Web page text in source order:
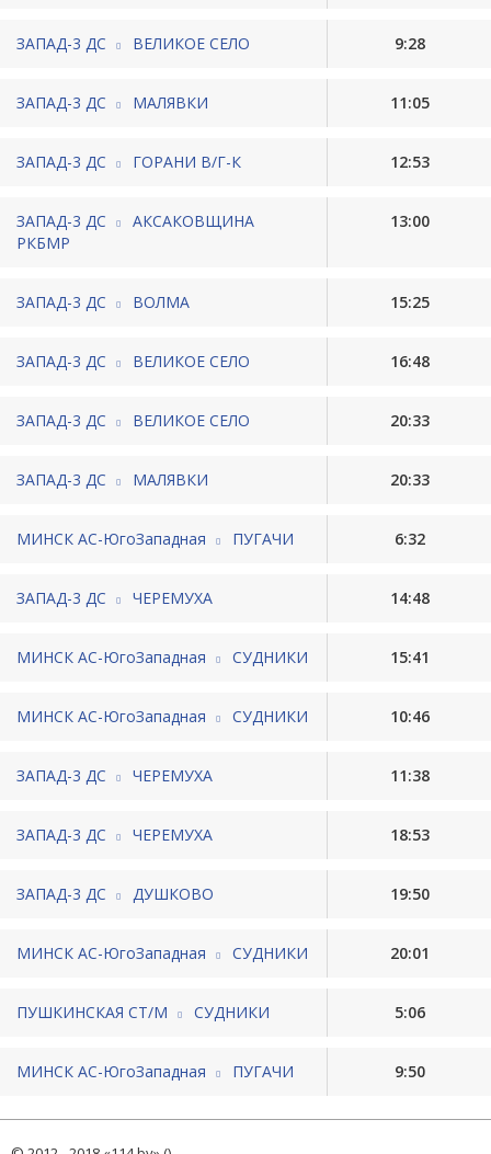
ЗАПАД-3 ДС ВЕЛИКОЕ СЕЛО 9:28
ЗАПАД-3 ДС МАЛЯВКИ 11:05
ЗАПАД-3 ДС ГОРАНИ В/Г-К 12:53
ЗАПАД-3 ДС
АКСАКОВЩИНА
РКБМР
13:00
ЗАПАД-3 ДС ВОЛМА 15:25
ЗАПАД-3 ДС ВЕЛИКОЕ СЕЛО 16:48
ЗАПАД-3 ДС ВЕЛИКОЕ СЕЛО 20:33
ЗАПАД-3 ДС МАЛЯВКИ 20:33
МИНСК АС-ЮгоЗападная ПУГАЧИ 6:32
ЗАПАД-3 ДС ЧЕРЕМУХА 14:48
МИНСК АС-ЮгоЗападная СУДНИКИ 15:41
МИНСК АС-ЮгоЗападная СУДНИКИ 10:46
ЗАПАД-3 ДС ЧЕРЕМУХА 11:38
ЗАПАД-3 ДС ЧЕРЕМУХА 18:53
ЗАПАД-3 ДС ДУШКОВО 19:50
МИНСК АС-ЮгоЗападная СУДНИКИ 20:01
ПУШКИНСКАЯ СТ/М СУДНИКИ 5:06
МИНСК АС-ЮгоЗападная ПУГАЧИ 9:50